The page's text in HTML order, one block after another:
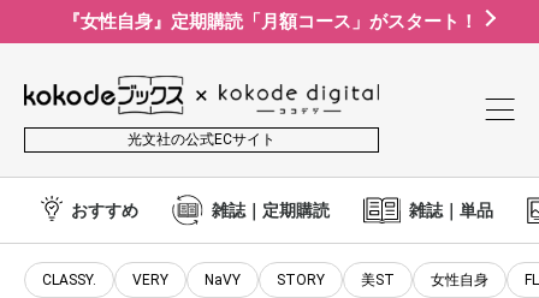
『女性自身』定期購読「月額コース」がスタート！
光文社の公式ECサイト
おすすめ 雑誌｜定期購読 雑誌｜単品
CLASSY. VERY NaVY STORY 美ST 女性自身